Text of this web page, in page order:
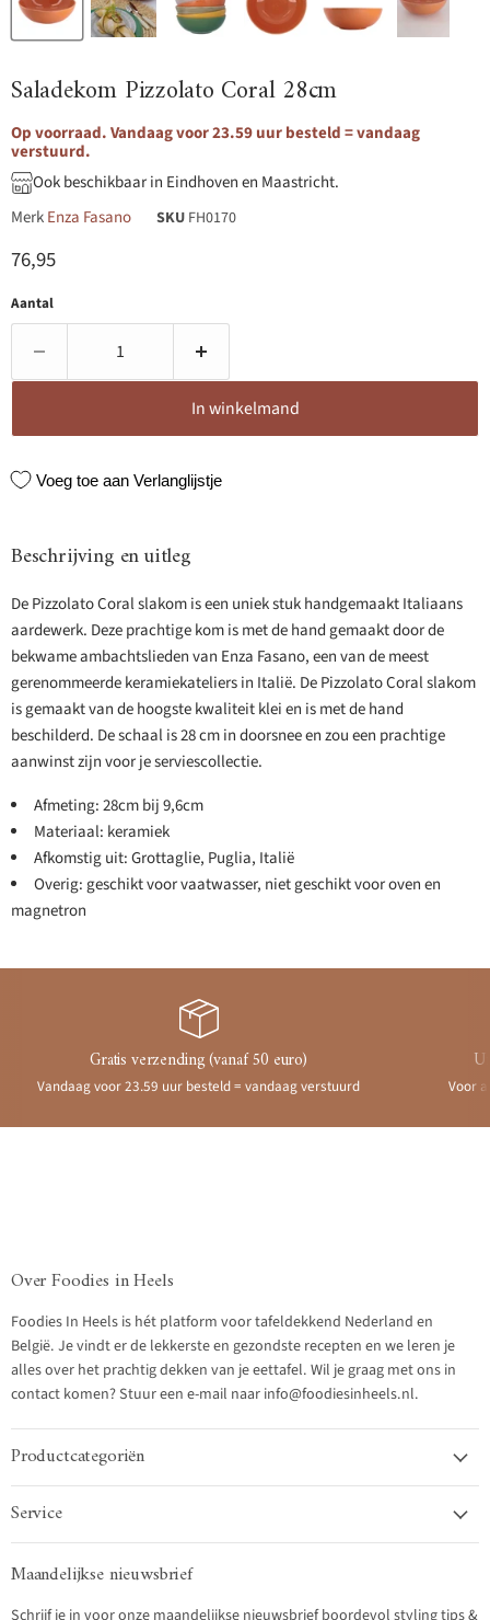
Saladekom Pizzolato Coral 28cm
Op voorraad. Vandaag voor 23.59 uur besteld = vandaag
verstuurd.
Ook beschikbaar in Eindhoven en Maastricht.
MerkEnza Fasano SKU FH0170
Huidige prijs
76,95
Aantal
In winkelmand
Voeg toe aan Verlanglijstje
Beschrijving en uitleg
De Pizzolato Coral slakom is een uniek stuk handgemaakt Italiaans
aardewerk. Deze prachtige kom is met de hand gemaakt door de
bekwame ambachtslieden van Enza Fasano, een van de meest
gerenommeerde keramiekateliers in Italië. De Pizzolato Coral slakom
is gemaakt van de hoogste kwaliteit klei en is met de hand
beschilderd. De schaal is 28 cm in doorsnee en zou een prachtige
aanwinst zijn voor je serviescollectie.
Afmeting: 28cm bij 9,6cm
Materiaal: keramiek
Afkomstig uit: Grottaglie, Puglia, Italië
Overig: geschikt voor vaatwasser, niet geschikt voor oven en
magnetron
Gratis verzending (vanaf 50 euro)
Vandaag voor 23.59 uur besteld = vandaag verstuurd Voor
Over Foodies in Heels
Foodies In Heels is hét platform voor tafeldekkend Nederland en
België. Je vindt er de lekkerste en gezondste recepten en we leren je
alles over het prachtig dekken van je eettafel. Wil je graag met ons in
contact komen? Stuur een e-mail naar info@foodiesinheels.nl.
Productcategoriën
Service
Maandelijkse nieuwsbrief